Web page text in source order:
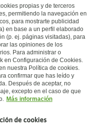
propias y de terceros
permitiendo la navegación en
para mostrarte publicidad
en base a un perfil elaborado
(p. ej. páginas visitadas), para
las opiniones de los
Para administrar o
en Configuración de Cookies.
nuestra Política de cookies.
confirmar que has leído y
Después de aceptar, no
excepto en el caso de que
Más información
de cookies